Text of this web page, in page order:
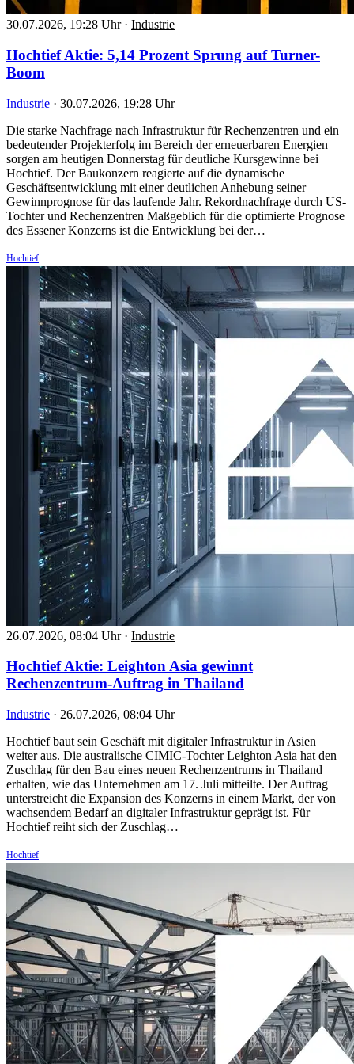
30.07.2026, 19:28 Uhr · Industrie
Hochtief Aktie: 5,14 Prozent Sprung auf Turner-
Boom
Industrie · 30.07.2026, 19:28 Uhr
Die starke Nachfrage nach Infrastruktur für Rechenzentren und ein
bedeutender Projekterfolg im Bereich der erneuerbaren Energien
sorgen am heutigen Donnerstag für deutliche Kursgewinne bei
Hochtief. Der Baukonzern reagierte auf die dynamische
Geschäftsentwicklung mit einer deutlichen Anhebung seiner
Gewinnprognose für das laufende Jahr. Rekordnachfrage durch US-
Tochter und Rechenzentren Maßgeblich für die optimierte Prognose
des Essener Konzerns ist die Entwicklung bei der…
Hochtief
26.07.2026, 08:04 Uhr · Industrie
Hochtief Aktie: Leighton Asia gewinnt
Rechenzentrum-Auftrag in Thailand
Industrie · 26.07.2026, 08:04 Uhr
Hochtief baut sein Geschäft mit digitaler Infrastruktur in Asien
weiter aus. Die australische CIMIC-Tochter Leighton Asia hat den
Zuschlag für den Bau eines neuen Rechenzentrums in Thailand
erhalten, wie das Unternehmen am 17. Juli mitteilte. Der Auftrag
unterstreicht die Expansion des Konzerns in einem Markt, der von
wachsendem Bedarf an digitaler Infrastruktur geprägt ist. Für
Hochtief reiht sich der Zuschlag…
Hochtief